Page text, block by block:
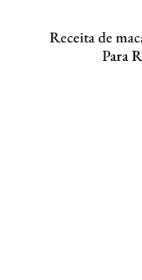
Receita de
Para